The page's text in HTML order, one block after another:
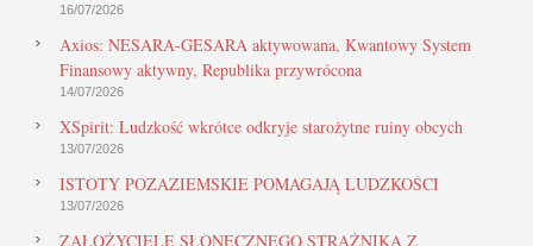
16/07/2026
Axios: NESARA-GESARA aktywowana, Kwantowy System
Finansowy aktywny, Republika przywrócona
14/07/2026
XSpirit: Ludzkość wkrótce odkryje starożytne ruiny obcych
13/07/2026
ISTOTY POZAZIEMSKIE POMAGAJĄ LUDZKOŚCI
13/07/2026
ZAŁOŻYCIELE SŁONECZNEGO STRAŻNIKA Z